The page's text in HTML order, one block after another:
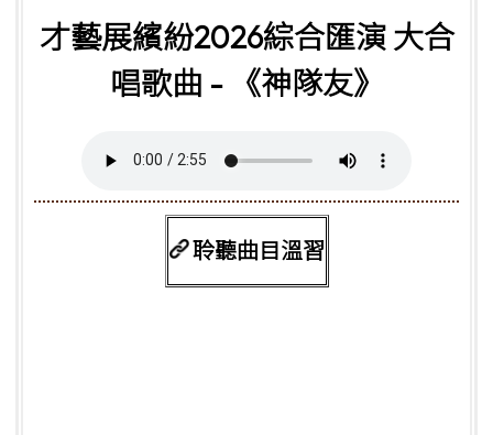
才藝展繽紛2026綜合匯演 大合
唱歌曲 - 《神隊友》
聆聽曲目溫習